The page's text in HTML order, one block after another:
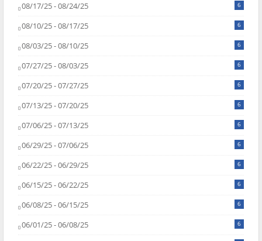
08/17/25 - 08/24/25 6
08/10/25 - 08/17/25 6
08/03/25 - 08/10/25 6
07/27/25 - 08/03/25 6
07/20/25 - 07/27/25 6
07/13/25 - 07/20/25 6
07/06/25 - 07/13/25 6
06/29/25 - 07/06/25 6
06/22/25 - 06/29/25 6
06/15/25 - 06/22/25 6
06/08/25 - 06/15/25 6
06/01/25 - 06/08/25 6